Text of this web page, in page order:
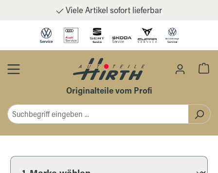
Zum Hauptinhalt springenViele Artikel sofort lieferbar
Originalteile vom Profi